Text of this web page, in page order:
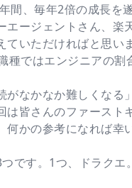
間、毎年2倍の成長
エージェントさん、
ていただければと思
ではエンジニアの割
がなかなか難しくな
皆さんのファースト
かの参考になれば幸
です。1つ、ドラク